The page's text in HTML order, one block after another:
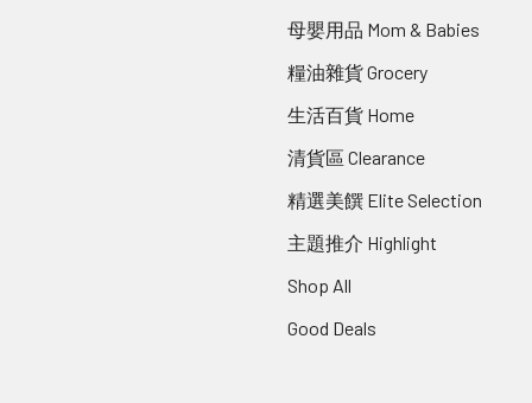
母嬰用品 Mom & Babies
糧油雜貨 Grocery
生活百貨 Home
清貨區 Clearance
精選美饌 Elite Selection
主題推介 Highlight
Shop All
Good Deals